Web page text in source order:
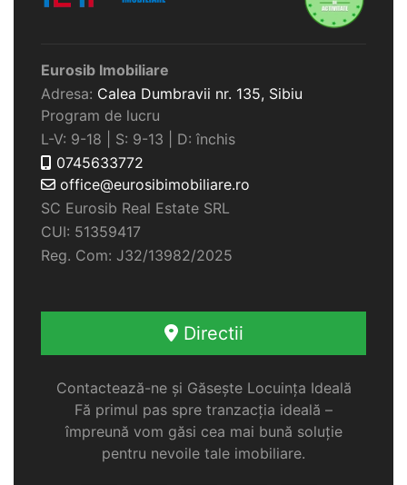
Eurosib Imobiliare
Adresa: Calea Dumbravii nr. 135, Sibiu
Program de lucru
L-V: 9-18 | S: 9-13 | D: închis
0745633772
office@eurosibimobiliare.ro
SC Eurosib Real Estate SRL
CUI: 51359417
Reg. Com: J32/13982/2025
Directii
Contactează-ne și Găsește Locuința Ideală
Fă primul pas spre tranzacția ideală –
împreună vom găsi cea mai bună soluție
pentru nevoile tale imobiliare.